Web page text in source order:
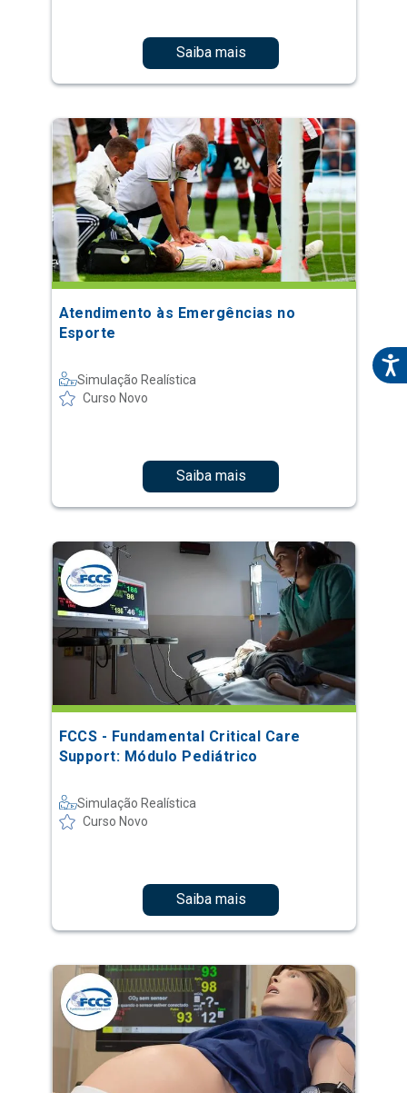
Saiba mais
Atendimento às Emergências no
Esporte
Simulação Realística
Curso Novo
Saiba mais
FCCS - Fundamental Critical Care
Support: Módulo Pediátrico
Simulação Realística
Curso Novo
Saiba mais